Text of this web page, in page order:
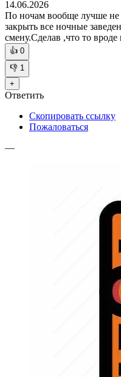
14.06.2026
По ночам вообще лучше не
закрыть все ночные
смену.Сделав ,что то вроде
👍 0
👎 1
+
Ответить
Скопировать ссылку
Пожаловаться
—